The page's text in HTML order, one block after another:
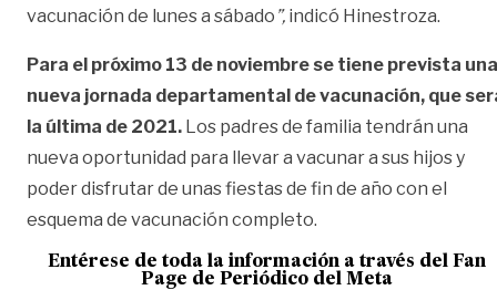
vacunación de lunes a sábado ”, indicó Hinestroza.
Para el próximo 13 de noviembre se tiene prevista una
nueva jornada departamental de vacunación, que
la última de 2021. Los padres de familia tendrán una
nueva oportunidad para llevar a vacunar a sus hijos y
poder disfrutar de unas fiestas de fin de año con el
esquema de vacunación completo.
Entérese de toda la información a través del Fan
Page de Periódico del Meta